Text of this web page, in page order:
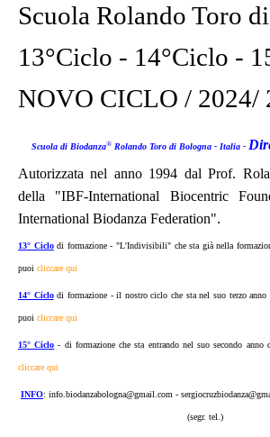
Scuola Rolando Toro
13°Ciclo - 14°Ciclo -
NOVO CICLO / 2024/
Scuola di Biodanza® Rolando Toro di Bologna - Italia -
Autorizzata nel anno 1994 dal Prof.
della "IBF-International Biocentric
International Biodanza Federation".
13° Ciclodi formazione - "L'Indivisibili" che sta già nella
puoi cliccare qui
14° Ciclodi formazione - il nostro ciclo che sta nel suo terzo anno
puoi cliccare qui
15° Ciclo - di formazioneche sta entrando nel suo secondo anno
cliccare qui
INFO: info.biodanzabologna@gmail.com -
(segr. tel.)